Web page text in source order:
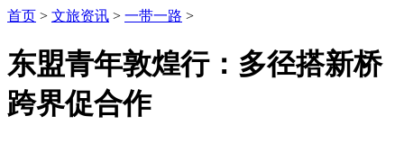
首页 > 文旅资讯 > 一带一路 >
东盟青年敦煌行：多径搭新桥
跨界促合作